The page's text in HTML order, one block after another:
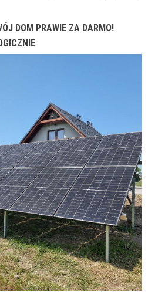
DOM PRAWIE ZA DARMO!